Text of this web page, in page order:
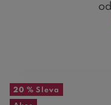
od
20 % Sleva